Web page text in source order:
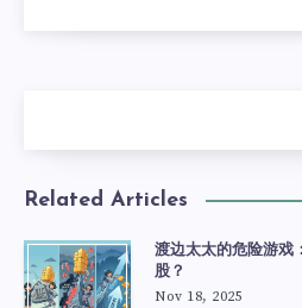
Related Articles
渡边太太的危险游戏
股？
Nov 18, 2025